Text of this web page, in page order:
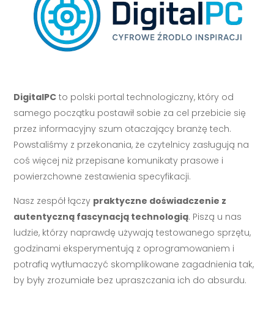
DigitalPC to polski portal technologiczny, który od
samego początku postawił sobie za cel przebicie się
przez informacyjny szum otaczający branżę tech.
Powstaliśmy z przekonania, że czytelnicy zasługują na
coś więcej niż przepisane komunikaty prasowe i
powierzchowne zestawienia specyfikacji.
Nasz zespół łączy praktyczne doświadczenie z
autentyczną fascynacją technologią. Piszą u nas
ludzie, którzy naprawdę używają testowanego sprzętu,
godzinami eksperymentują z oprogramowaniem i
potrafią wytłumaczyć skomplikowane zagadnienia tak,
by były zrozumiałe bez upraszczania ich do absurdu.